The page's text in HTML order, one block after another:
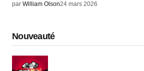
par William Olson24 mars 2026
Nouveauté